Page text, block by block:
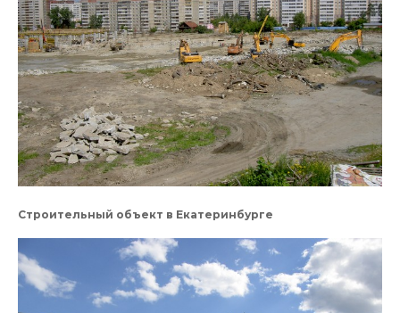
Строительный объект в Екатеринбурге